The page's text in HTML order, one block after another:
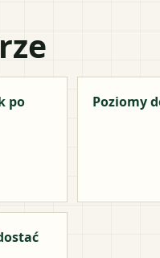
po
Poziomy